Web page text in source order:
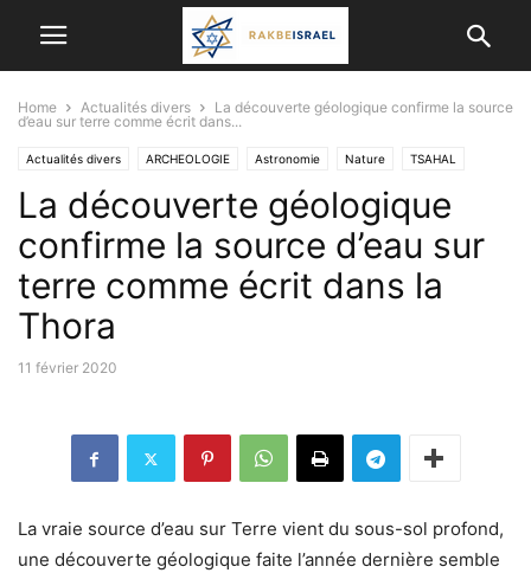
Home Actualités divers
La découverte géologique confirme la source
d’eau sur terre comme écrit dans...
Actualités divers ARCHEOLOGIE Astronomie Nature TSAHAL
La découverte géologique
confirme la source d’eau sur
terre comme écrit dans la
Thora
11 février 2020
La vraie source d’eau sur Terre vient du sous-sol profond,
une découverte géologique faite l’année dernière semble